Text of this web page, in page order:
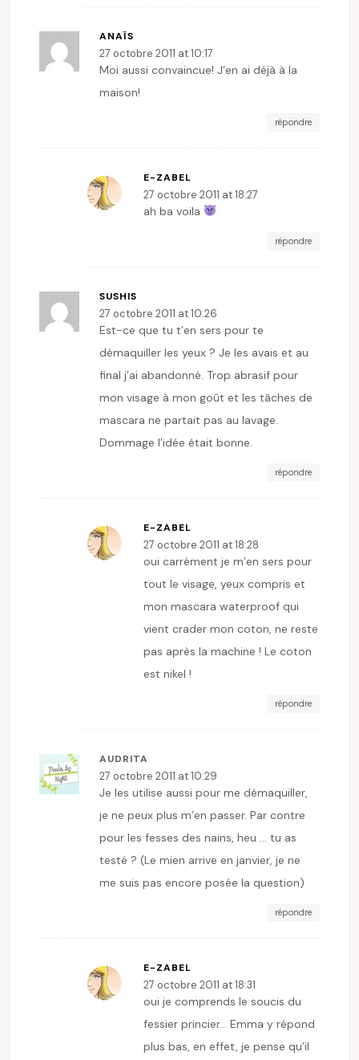
ANAÏS
27 octobre 2011 at 10:17
Moi aussi convaincue! J’en ai déjà à la
maison!
répondre
E-ZABEL
27 octobre 2011 at 18:27
ah ba voila
répondre
SUSHIS
27 octobre 2011 at 10:26
Est-ce que tu t’en sers pour te
démaquiller les yeux ? Je les avais et au
final j’ai abandonné. Trop abrasif pour
mon visage à mon goût et les tâches de
mascara ne partait pas au lavage.
Dommage l’idée était bonne.
répondre
E-ZABEL
27 octobre 2011 at 18:28
oui carrément je m’en sers pour
tout le visage, yeux compris et
mon mascara waterproof qui
vient crader mon coton, ne reste
pas après la machine ! Le coton
est nikel !
répondre
AUDRITA
27 octobre 2011 at 10:29
Je les utilise aussi pour me démaquiller,
je ne peux plus m’en passer. Par contre
pour les fesses des nains, heu … tu as
testé ? (Le mien arrive en janvier, je ne
me suis pas encore posée la question)
répondre
E-ZABEL
27 octobre 2011 at 18:31
oui je comprends le soucis du
fessier princier… Emma y répond
plus bas, en effet, je pense qu’il